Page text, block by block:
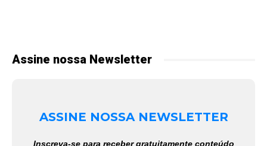
Assine nossa Newsletter
ASSINE NOSSA NEWSLETTER
Inscreva-se para receber gratuitamente conteúdo